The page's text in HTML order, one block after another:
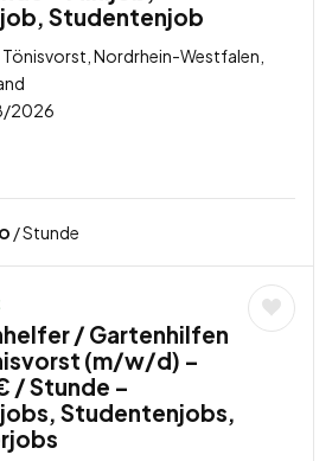
Studentenjob
Tönisvorst, Nordrhein-Westfalen,
2026
/ Stunde
/ Gartenhilfen
(m/w/d) –
/ Stunde –
Studentenjobs,